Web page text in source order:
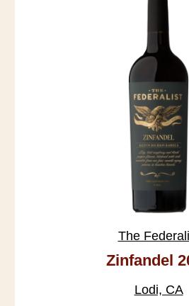
The
Zinfandel
Lodi, CA